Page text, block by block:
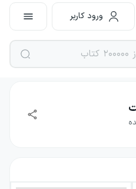
ورود کاربر